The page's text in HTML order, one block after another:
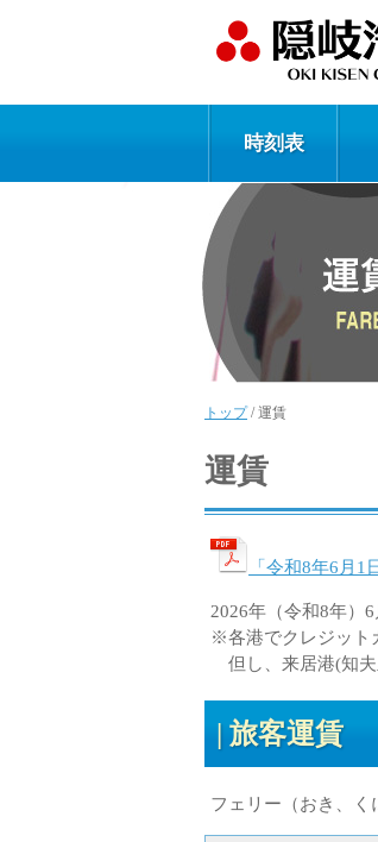
時刻表
トップ/運賃
運賃
「令和8年6月
2026年（令和8年）
※各港でクレジット
但し、来居港(知夫
旅客運賃
フェリー（おき、